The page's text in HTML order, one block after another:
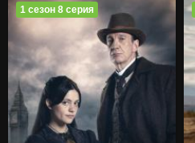
1 сезон 8 серия